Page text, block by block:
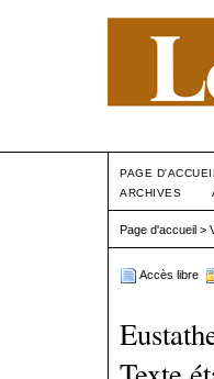
PAGE D'ACCUEIL
ARCHIVES
Page d'accueil >
Accès libre